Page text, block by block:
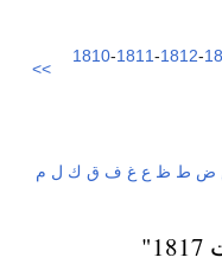
1810-1811-1812-
>>
ض ط ظ ع غ ف ق ك ل م